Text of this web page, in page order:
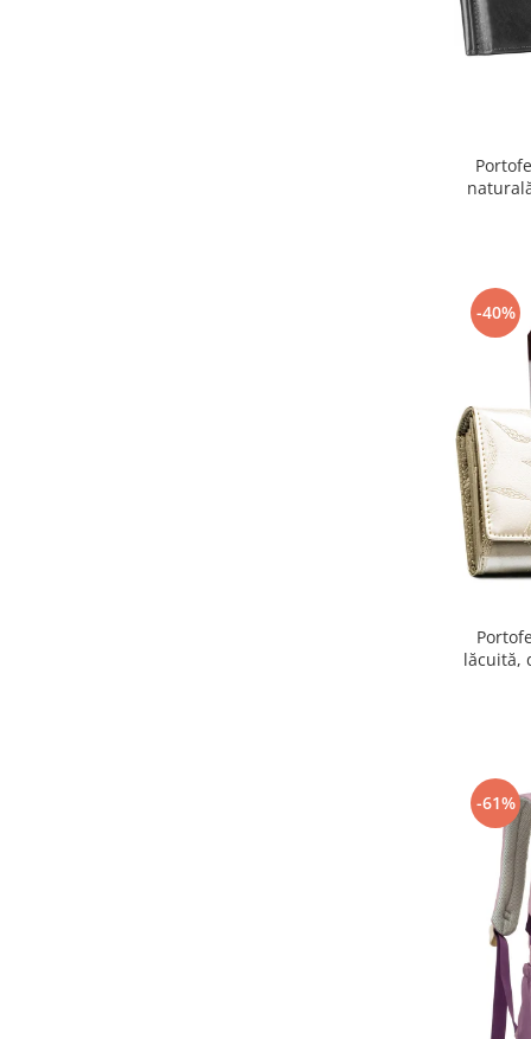
-40%
lăcuită,
-61%